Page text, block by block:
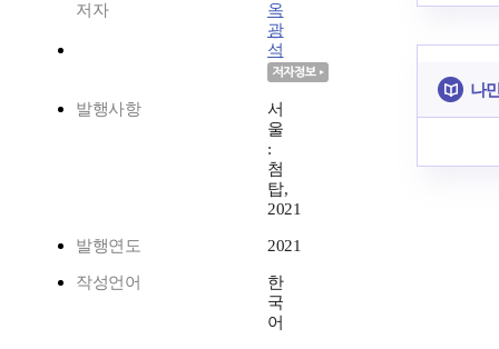
저자
옥
광
석
발행사항
서
울
:
첨
탑,
2021
발행연도 2021
작성언어
한
국
어
나